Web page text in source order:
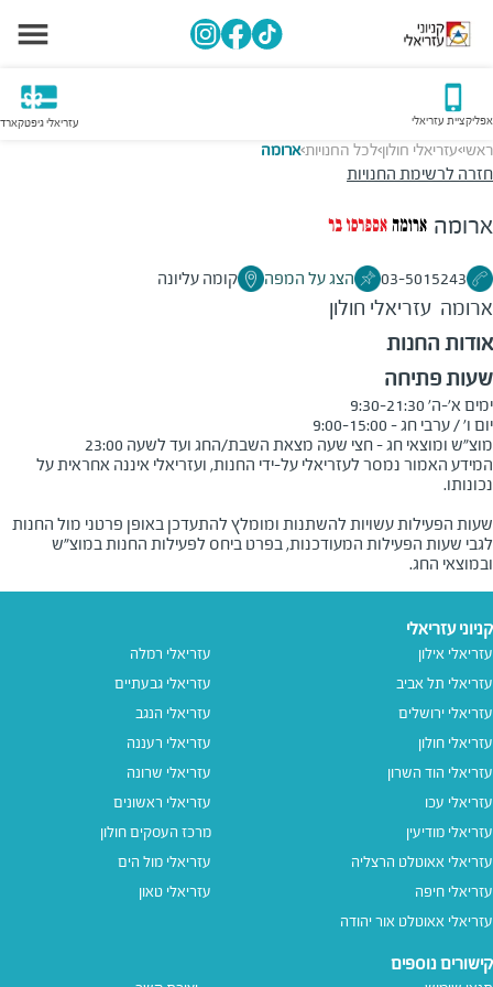
אפליקציית עזריאלי עזריאלי גיפטקארד
ראשי>עזריאלי חולון>לכל החנויות>ארומה
חזרה לרשימת החנויות
ארומה
03-5015243 הצג על המפה קומה עליונה
ארומה עזריאלי חולון
אודות החנות
שעות פתיחה
מוצ"ש ומוצאי חג - חצי שעה מצאת השבת/החג ועד לשעה 23:00
המידע האמור נמסר לעזריאלי על-ידי החנות, ועזריאלי איננה אחראית על
שעות הפעילות עשויות להשתנות ומומלץ להתעדכן באופן פרטני מול החנות
לגבי שעות הפעילות המעודכנות, בפרט ביחס לפעילות החנות במוצ"ש
ובמוצאי החג.
קניוני עזריאלי
עזריאלי אילון
עזריאלי תל אביב
עזריאלי ירושלים
עזריאלי חולון
עזריאלי הוד השרון
עזריאלי עכו
עזריאלי מודיעין
עזריאלי אאוטלט הרצליה
עזריאלי חיפה
עזריאלי אאוטלט אור יהודה
עזריאלי רמלה
עזריאלי גבעתיים
עזריאלי הנגב
עזריאלי רעננה
עזריאלי שרונה
עזריאלי ראשונים
מרכז העסקים חולון
עזריאלי מול הים
עזריאלי טאון
קישורים נוספים